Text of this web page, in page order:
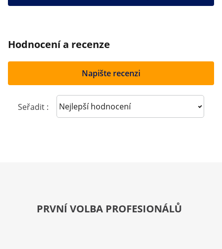
Hodnocení a recenze
Napište recenzi
Seřadit : Sort reviews
PRVNÍ VOLBA PROFESIONÁLŮ